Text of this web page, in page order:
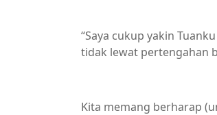
“Saya cukup yakin
tidak lewat pertengahan
Kita memang berharap